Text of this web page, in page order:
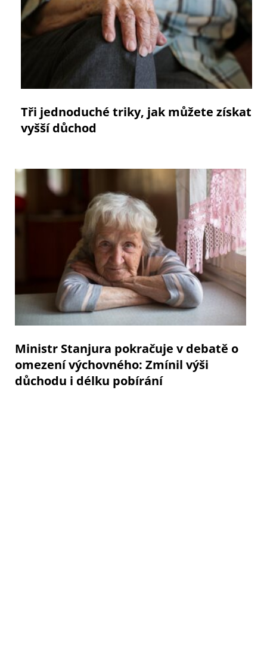
Tři jednoduché triky, jak můžete získat
vyšší důchod
Ministr Stanjura pokračuje v debatě o
omezení výchovného: Zmínil výši
důchodu i délku pobírání